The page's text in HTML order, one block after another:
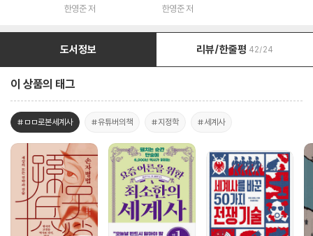
한영준 저 한영준 저
도서정보 리뷰/한줄평 42/24
이 상품의 태그
#ㅁㅁ로본세계사 #유튜버의책 #지정학 #세계사